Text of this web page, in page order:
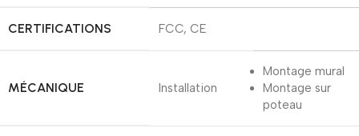
CERTIFICATIONS FCC, CE
MÉCANIQUE Installation
Montage mural
Montage sur
poteau